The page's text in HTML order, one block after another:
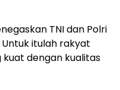
TNI dan Polri
itulah rakyat
dengan kualitas